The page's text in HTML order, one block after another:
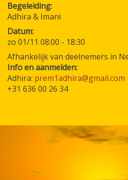
Begeleiding
Adhira & Imani
Datum
zo 01/11 08:00 - 18:30
Afhankelijk van deelnemers in
Info en aanmelden:
Adhira: prem1adhira@gmail.com
+31 636 00 26 34